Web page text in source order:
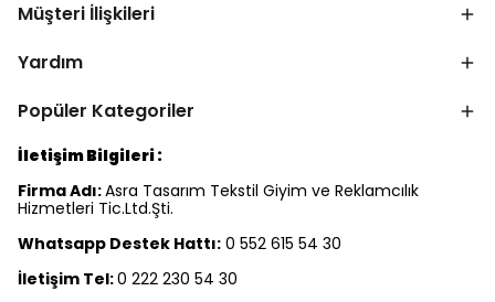
Müşteri İlişkileri
Yardım
Popüler Kategoriler
İletişim Bilgileri :
Firma Adı:Asra Tasarım Tekstil Giyim ve Reklamcılık
Hizmetleri Tic.Ltd.Şti.
Whatsapp Destek Hattı: 0 552 615 54 30
İletişim Tel:0 222 230 54 30